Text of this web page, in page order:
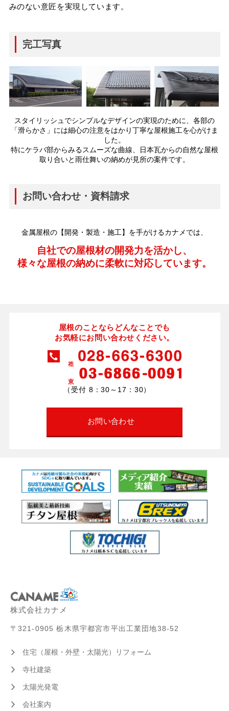
みのない意匠を実現しています。
完工写真
スタイリッシュでシンプルなデザインの実現のために、各部の
「滑らかさ」には細心の注意をはかり丁寧な屋根施工を心がけま
した。
特にケラバ部からみるスムーズな曲線、
日本瓦からの自然な屋根
取り合いと雨仕舞いの納めが見所の案件です。
お問い合わせ・資料請求
金属屋根の【開発・製造・施工】を手がけるカナメでは、
自社での屋根材の開発力を活かし、
様々な屋根の納めに柔軟に対応しています。
屋根のことならどんなことでも
お気軽にお問い合わせください。
（受付 8：30～17：30）
お問い合わせ
株式会社カナメ
〒321-0905 栃木県宇都宮市平出工業団地38-52
住宅（屋根・外壁・太陽光）リフォーム
寺社建築
太陽光発電
会社案内